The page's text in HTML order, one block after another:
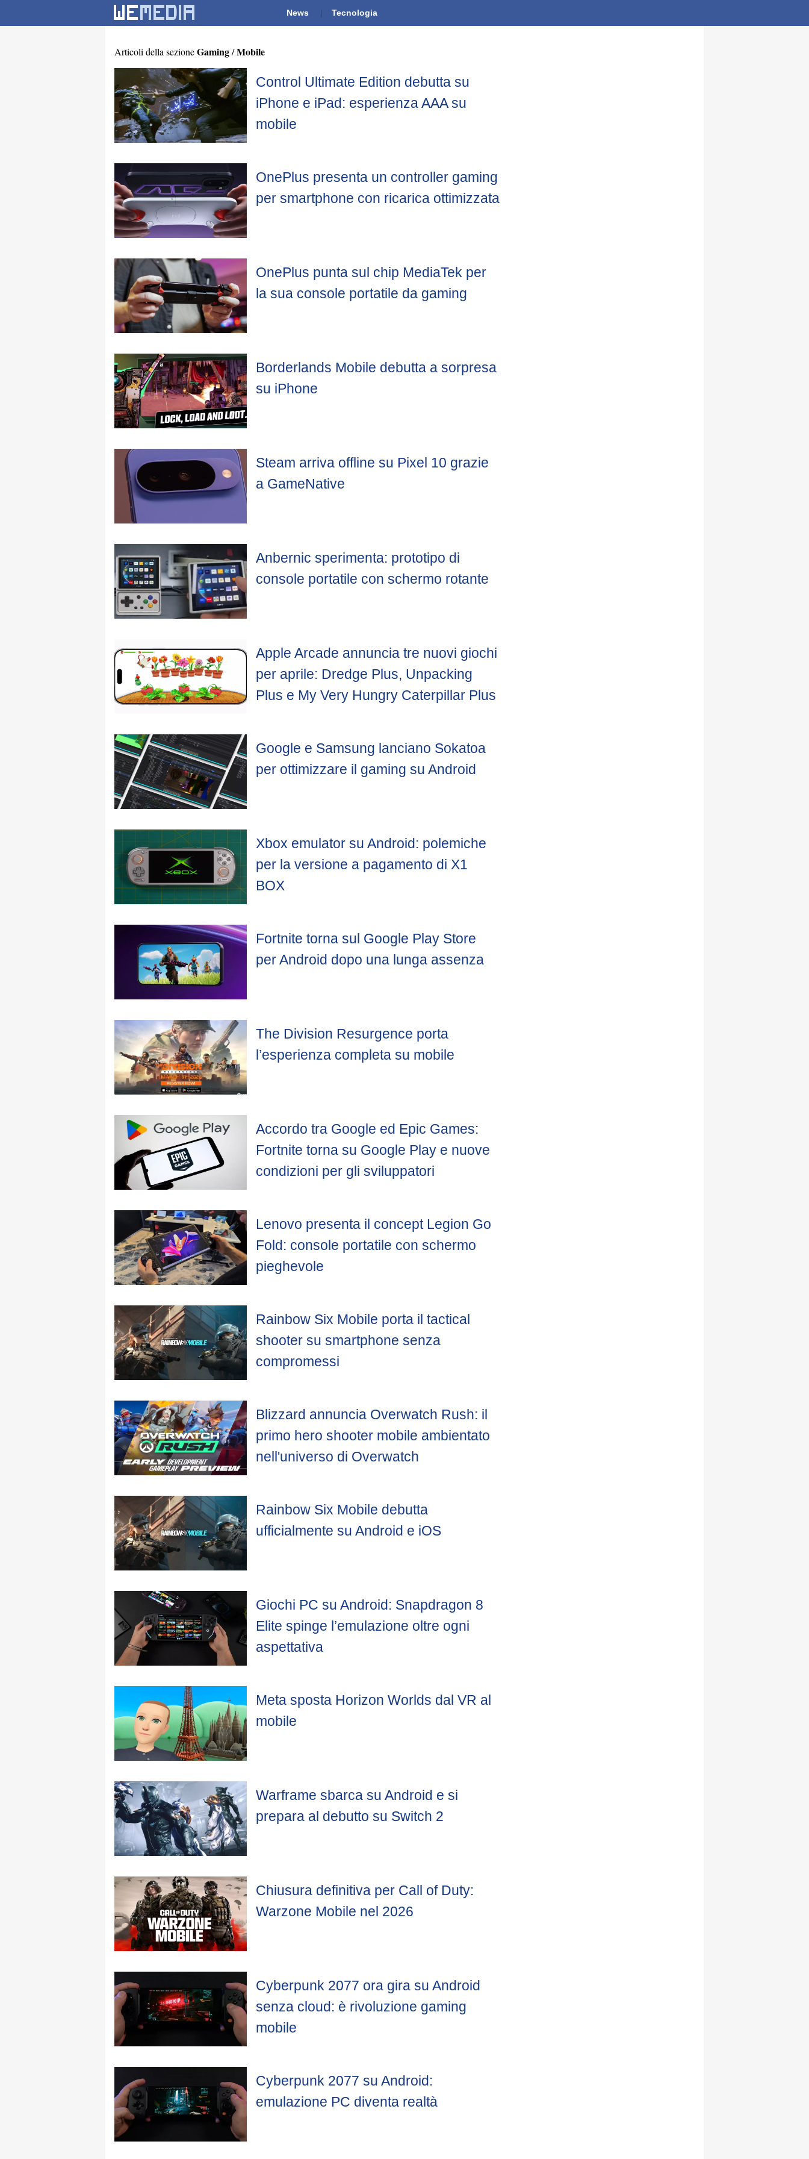
News Tecnologia
Articoli della sezioneGaming/Mobile
Control Ultimate Edition debutta su
iPhone e iPad: esperienza AAA su
mobile
OnePlus presenta un controller gaming
per smartphone con ricarica ottimizzata
OnePlus punta sul chip MediaTek per
la sua console portatile da gaming
Borderlands Mobile debutta a sorpresa
su iPhone
Steam arriva offline su Pixel 10 grazie
a GameNative
Anbernic sperimenta: prototipo di
console portatile con schermo rotante
Apple Arcade annuncia tre nuovi giochi
per aprile: Dredge Plus, Unpacking
Plus e My Very Hungry Caterpillar Plus
Google e Samsung lanciano Sokatoa
per ottimizzare il gaming su Android
Xbox emulator su Android: polemiche
per la versione a pagamento di X1
BOX
Fortnite torna sul Google Play Store
per Android dopo una lunga assenza
The Division Resurgence porta
l’esperienza completa su mobile
Accordo tra Google ed Epic Games:
Fortnite torna su Google Play e nuove
condizioni per gli sviluppatori
Lenovo presenta il concept Legion Go
Fold: console portatile con schermo
pieghevole
Rainbow Six Mobile porta il tactical
shooter su smartphone senza
compromessi
Blizzard annuncia Overwatch Rush: il
primo hero shooter mobile ambientato
nell'universo di Overwatch
Rainbow Six Mobile debutta
ufficialmente su Android e iOS
Giochi PC su Android: Snapdragon 8
Elite spinge l’emulazione oltre ogni
aspettativa
Meta sposta Horizon Worlds dal VR al
mobile
Warframe sbarca su Android e si
prepara al debutto su Switch 2
Chiusura definitiva per Call of Duty:
Warzone Mobile nel 2026
Cyberpunk 2077 ora gira su Android
senza cloud: è rivoluzione gaming
mobile
Cyberpunk 2077 su Android:
emulazione PC diventa realtà